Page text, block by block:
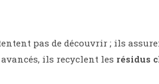
pas de découvrir ; ils
ils recyclent les résidus